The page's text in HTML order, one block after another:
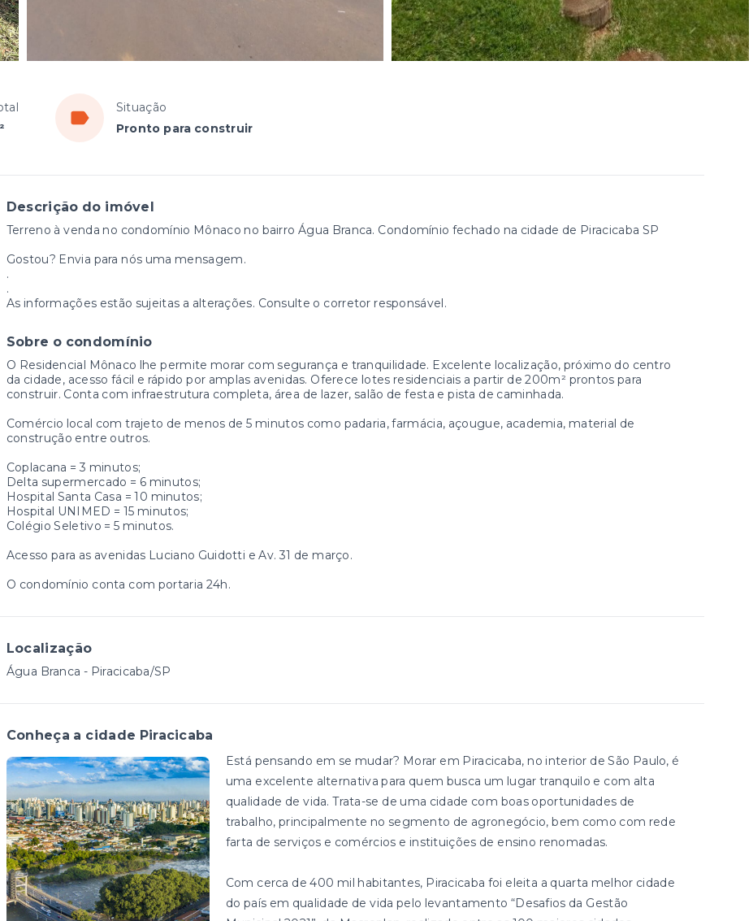
Situação
Pronto para construir
Descrição do imóvel
Terreno à venda no condomínio Mônaco no bairro Água Branca. Condomínio fechado na cidade de Piracicaba SP
Gostou? Envia para nós uma mensagem.
.
.
As informações estão sujeitas a alterações. Consulte o corretor responsável.
Sobre o condomínio
O Residencial Mônaco lhe permite morar com segurança e tranquilidade. Excelente localização, próximo do centro
da cidade, acesso fácil e rápido por amplas avenidas. Oferece lotes residenciais a partir de 200m² prontos para
construir. Conta com infraestrutura completa, área de lazer, salão de festa e pista de caminhada.
Comércio local com trajeto de menos de 5 minutos como padaria, farmácia, açougue, academia, material de
construção entre outros.
Coplacana = 3 minutos;
Delta supermercado = 6 minutos;
Hospital Santa Casa = 10 minutos;
Hospital UNIMED = 15 minutos;
Colégio Seletivo = 5 minutos.
Acesso para as avenidas Luciano Guidotti e Av. 31 de março.
O condomínio conta com portaria 24h.
Localização
Água Branca - Piracicaba/SP
Conheça a cidade Piracicaba
Está pensando em se mudar? Morar em Piracicaba, no interior de São Paulo, é
uma excelente alternativa para quem busca um lugar tranquilo e com alta
qualidade de vida. Trata-se de uma cidade com boas oportunidades de
trabalho, principalmente no segmento de agronegócio, bem como com rede
farta de serviços e comércios e instituições de ensino renomadas.
Com cerca de 400 mil habitantes, Piracicaba foi eleita a quarta melhor cidade
do país em qualidade de vida pelo levantamento “Desafios da Gestão